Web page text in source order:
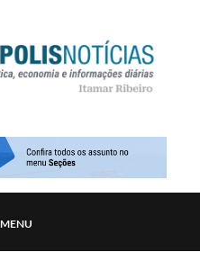
NOTÍCIAS
DE SALVADOR E
MENU